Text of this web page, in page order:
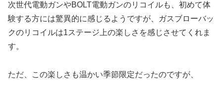
次世代電動ガンやBOLT電動ガンのリコイルも、初めて体
験する方には驚異的に感じるようですが、ガスブローバッ
クのリコイルは1ステージ上の楽しさを感じさせてくれま
す。
ただ、この楽しさも温かい季節限定だったのですが、